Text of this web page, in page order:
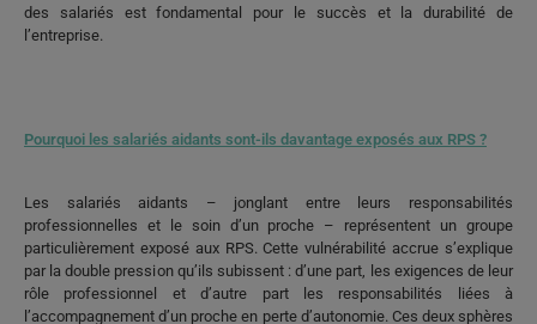
des salariés est fondamental pour le succès et la durabilité de
l’entreprise.
Pourquoi les salariés aidants sont-ils davantage exposés aux RPS ?
Les salariés aidants – jonglant entre leurs responsabilités
professionnelles et le soin d’un proche – représentent un groupe
particulièrement exposé aux RPS. Cette vulnérabilité accrue s’explique
par la double pression qu’ils subissent : d’une part, les exigences de leur
rôle professionnel et d’autre part les responsabilités liées à
l’accompagnement d’un proche en perte d’autonomie. Ces deux sphères